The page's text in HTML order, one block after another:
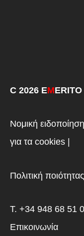
C 2026 EM
Νομική ειδοποίηση
για τα cookies
Πολιτική ποιότητας
T. +34 948 68 51
Επικοινωνία